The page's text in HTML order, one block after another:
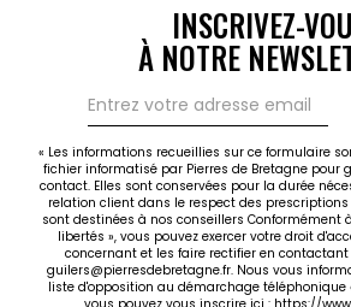
INSCRIVEZ-
À NOTRE
« Les informations recueillies sur ce formulaire
fichier informatisé par Pierres de Bretagne pour
contact. Elles sont conservées pour la durée
relation client dans le respect des
sont destinées à nos conseillers Conformément
libertés », vous pouvez exercer votre droit
concernant et les faire rectifier en contactant
guilers@pierresdebretagne.fr. Nous vous
liste d'opposition au démarchage téléphonique